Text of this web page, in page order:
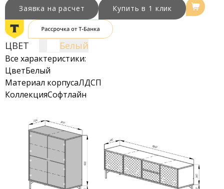
Заявка на расчет Купить в 1 клик
ЦВЕТ Белый
Все характеристики:
ЦветБелый
Материал корпусаЛДСП
КоллекцияСофтлайн